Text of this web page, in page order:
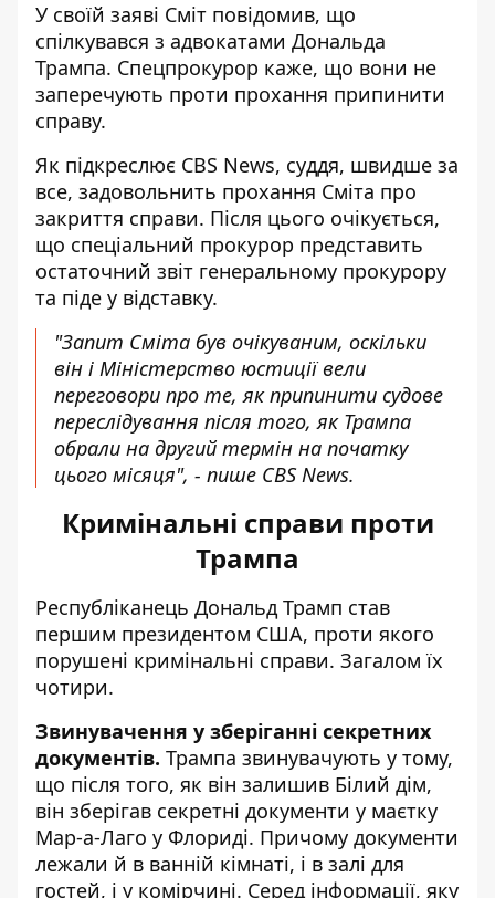
У своїй заяві Сміт повідомив, що
спілкувався з адвокатами Дональда
Трампа. Спецпрокурор каже, що вони не
заперечують проти прохання припинити
справу.
Як підкреслює CBS News, суддя, швидше за
все, задовольнить прохання Сміта про
закриття справи. Після цього очікується,
що спеціальний прокурор представить
остаточний звіт генеральному прокурору
та піде у відставку.
"Запит Сміта був очікуваним, оскільки
він і Міністерство юстиції вели
переговори про те, як припинити судове
переслідування після того, як Трампа
обрали на другий термін на початку
цього місяця", - пише CBS News.
Кримінальні справи проти
Трампа
Республіканець Дональд Трамп став
першим президентом США, проти якого
порушені кримінальні справи. Загалом їх
чотири.
Звинувачення у зберіганні секретних
документів. Трампа звинувачують у тому,
що після того, як він залишив Білий дім,
він зберігав секретні документи у маєтку
Мар-а-Лаго у Флориді. Причому документи
лежали й в ванній кімнаті, і в залі для
гостей, і у комірчині. Серед інформації, яку